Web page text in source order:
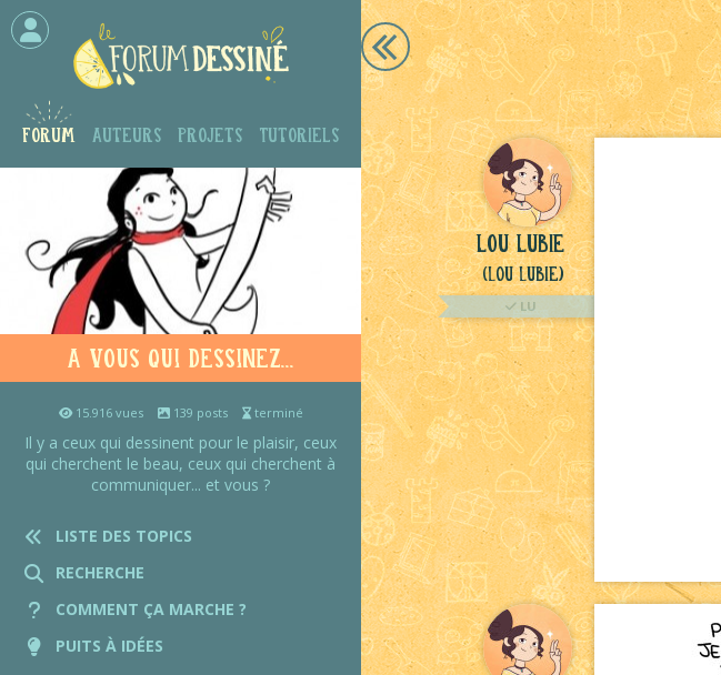
Forum Auteurs Projets Tutoriels
A vous qui dessinez...
15.916 vues 139 posts terminé
Il y a ceux qui dessinent pour le plaisir, ceux
qui cherchent le beau, ceux qui cherchent à
communiquer... et vous ?
LISTE DES TOPICS
RECHERCHE
COMMENT ÇA MARCHE ?
PUITS À IDÉES
lou lubie
(Lou Lubie)
LU